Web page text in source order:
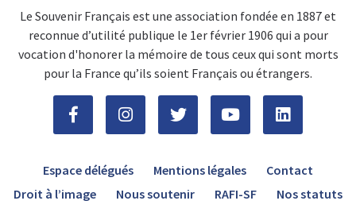
Le Souvenir Français est une association fondée en 1887 et
reconnue d’utilité publique le 1er février 1906 qui a pour
vocation d'honorer la mémoire de tous ceux qui sont morts
pour la France qu’ils soient Français ou étrangers.
Espace délégués Mentions légales
Contact
Droit à l’image
Nous soutenir RAFI-SF Nos statuts